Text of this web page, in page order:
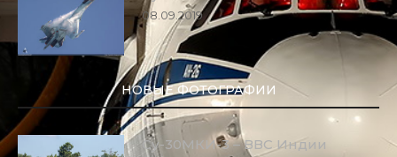
08.09.2019
НОВЫЕ ФОТОГРАФИИ
Су-30МКИ-3 – ВВС Индии